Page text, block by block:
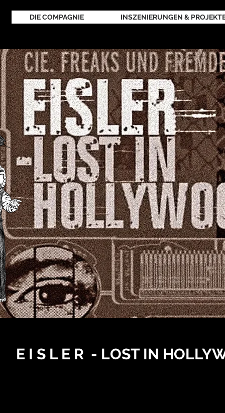
DIE COMPAGNIE INSZENIERUNGEN &
E I S L E R - LOST IN